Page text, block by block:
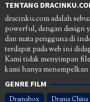
TENTANG
dracinku.com adalah
powerful, dengan design
dan mata pengguna di
terdapat pada web ini
Kami tidak menyimpan
kami hanya
GENRE FILM
Dramabox Drama China